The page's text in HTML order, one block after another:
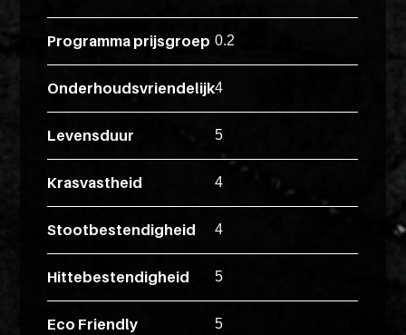
Programma prijsgroep 0.2
Onderhoudsvriendelijk4
Levensduur 5
Krasvastheid 4
Stootbestendigheid 4
Hittebestendigheid 5
Eco Friendly 5
elit.
cum
vero
dolore